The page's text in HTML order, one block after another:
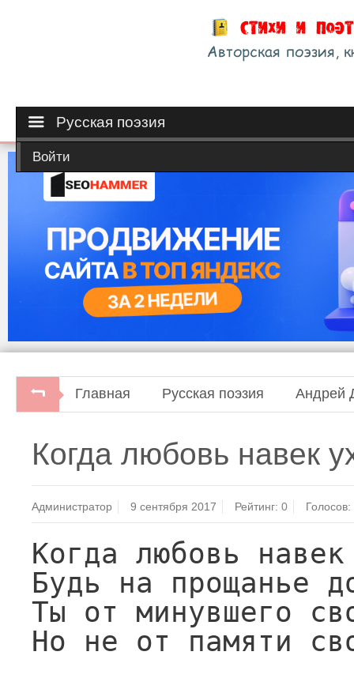
Русская поэзия
Войти
Главная Русская поэзия Андрей
Когда любовь навек
Администратор 9 сентября 2017 Рейтинг:0 Голосов:
Когда любовь
Будь на прощанье
Ты от минувшего
Но не от памяти